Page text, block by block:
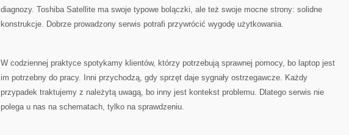
diagnozy. Toshiba Satellite ma swoje typowe bolączki, ale też swoje mocne strony: solidne
konstrukcje. Dobrze prowadzony serwis potrafi przywrócić wygodę użytkowania.
W codziennej praktyce spotykamy klientów, którzy potrzebują sprawnej pomocy, bo laptop jest
im potrzebny do pracy. Inni przychodzą, gdy sprzęt daje sygnały ostrzegawcze. Każdy
przypadek traktujemy z należytą uwagą, bo inny jest kontekst problemu. Dlatego serwis nie
polega u nas na schematach, tylko na sprawdzeniu.